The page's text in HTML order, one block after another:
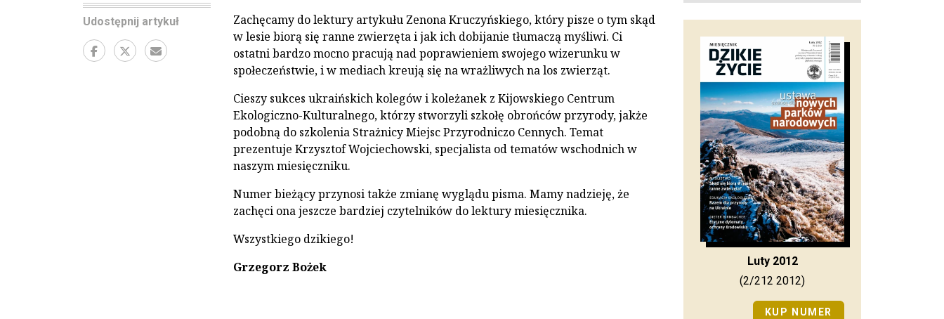
Udostępnij artykuł
Zachęcamy do lektury artykułu Zenona Kruczyńskiego, który pisze o tym skąd
w lesie biorą się ranne zwierzęta i jak ich dobijanie tłumaczą myśliwi. Ci
ostatni bardzo mocno pracują nad poprawieniem swojego wizerunku w
społeczeństwie, i w mediach kreują się na wrażliwych na los zwierząt.
Cieszy sukces ukraińskich kolegów i koleżanek z Kijowskiego Centrum
Ekologiczno-Kulturalnego, którzy stworzyli szkołę obrońców przyrody, jakże
podobną do szkolenia Strażnicy Miejsc Przyrodniczo Cennych. Temat
prezentuje Krzysztof Wojciechowski, specjalista od tematów wschodnich w
naszym miesięczniku.
Numer bieżący przynosi także zmianę wyglądu pisma. Mamy nadzieję, że
zachęci ona jeszcze bardziej czytelników do lektury miesięcznika.
Wszystkiego dzikiego!
Grzegorz Bożek
Luty 2012
(2/212 2012)
KUP NUMER